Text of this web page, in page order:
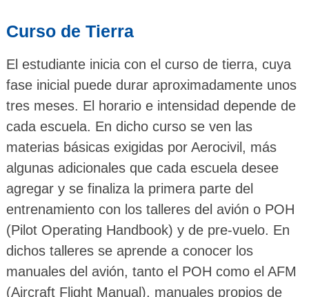
Curso de Tierra
El estudiante inicia con el curso de tierra, cuya
fase inicial puede durar aproximadamente unos
tres meses. El horario e intensidad depende de
cada escuela. En dicho curso se ven las
materias básicas exigidas por Aerocivil, más
algunas adicionales que cada escuela desee
agregar y se finaliza la primera parte del
entrenamiento con los talleres del avión o POH
(Pilot Operating Handbook) y de pre-vuelo. En
dichos talleres se aprende a conocer los
manuales del avión, tanto el POH como el AFM
(Aircraft Flight Manual), manuales propios de